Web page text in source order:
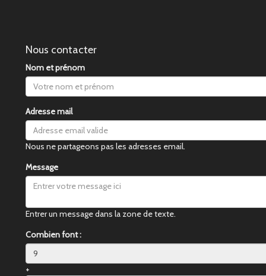
Nous contacter
Nom et prénom
Adresse mail
Nous ne partageons pas les adresses email.
Message
Entrer un message dans la zone de texte.
Combien font :
+